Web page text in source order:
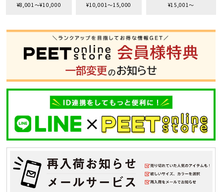
¥8,001〜¥10,000 ¥10,001〜15,000 ¥15,001〜